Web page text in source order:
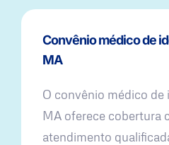
Convênio médico de
MA
O convênio médico de
MA oferece cobertura
atendimento